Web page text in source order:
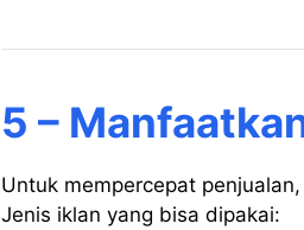
5 –
Untuk mempercepat
Jenis iklan yang bisa dipakai: